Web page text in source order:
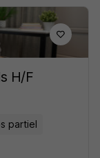
H/F
partiel